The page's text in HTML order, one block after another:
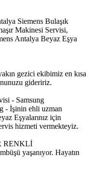
Siemens Bulaşık
Makinesi Servisi,
Antalya Beyaz Eşya
gezici ekibimiz en kısa
gideririz.
- Samsung
- İşinin ehli uzman
Eşyalarınız için
hizmeti vermekteyiz.
RENKLİ
yaşanıyor. Hayatın